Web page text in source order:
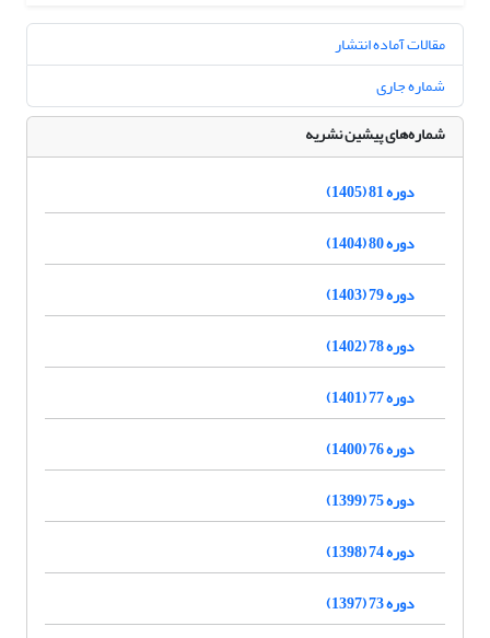
مقالات آماده انتشار
شماره جاری
شماره‌های پیشین نشریه
دوره 81 (1405)
دوره 80 (1404)
دوره 79 (1403)
دوره 78 (1402)
دوره 77 (1401)
دوره 76 (1400)
دوره 75 (1399)
دوره 74 (1398)
دوره 73 (1397)